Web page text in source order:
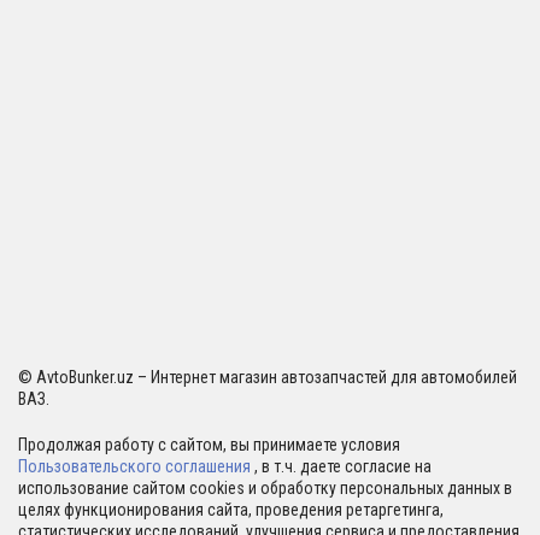
© AvtoBunker.uz – Интернет магазин автозапчастей для автомобилей
ВАЗ.
Продолжая работу с сайтом, вы принимаете условия
Пользовательского соглашения , в т.ч. даете согласие на
использование сайтом cookies и обработку персональных данных в
целях функционирования сайта, проведения ретаргетинга,